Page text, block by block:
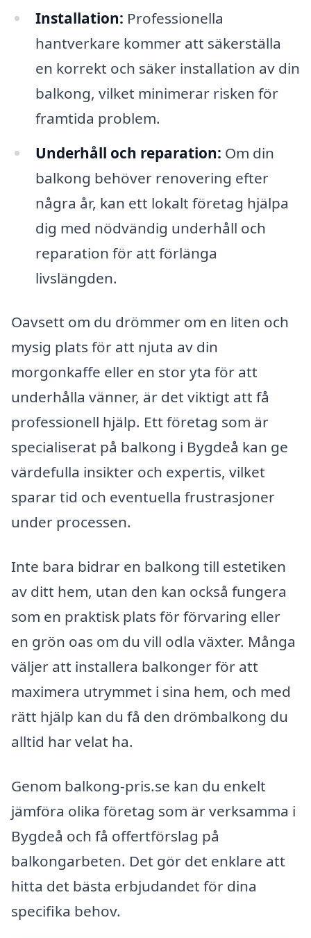
Installation: Professionella
hantverkare kommer att säkerställa
en korrekt och säker installation av din
balkong, vilket minimerar risken för
framtida problem.
Underhåll och reparation: Om din
balkong behöver renovering efter
några år, kan ett lokalt företag hjälpa
dig med nödvändig underhåll och
reparation för att förlänga
livslängden.
Oavsett om du drömmer om en liten och
mysig plats för att njuta av din
morgonkaffe eller en stor yta för att
underhålla vänner, är det viktigt att få
professionell hjälp. Ett företag som är
specialiserat på balkong i Bygdeå kan ge
värdefulla insikter och expertis, vilket
sparar tid och eventuella frustrasjoner
under processen.
Inte bara bidrar en balkong till estetiken
av ditt hem, utan den kan också fungera
som en praktisk plats för förvaring eller
en grön oas om du vill odla växter. Många
väljer att installera balkonger för att
maximera utrymmet i sina hem, och med
rätt hjälp kan du få den drömbalkong du
alltid har velat ha.
Genom balkong-pris.se kan du enkelt
jämföra olika företag som är verksamma i
Bygdeå och få offertförslag på
balkongarbeten. Det gör det enklare att
hitta det bästa erbjudandet för dina
specifika behov.